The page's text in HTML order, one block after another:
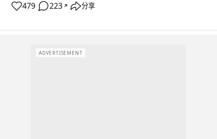
479 223 ↗ 分享
ADVERTISEMENT